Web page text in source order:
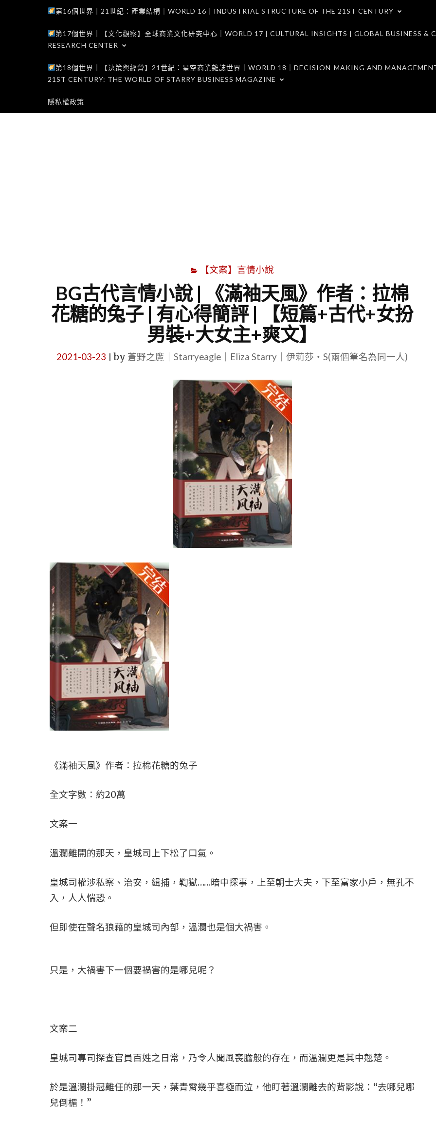
第16個世界｜21世紀：產業結構｜WORLD 16｜INDUSTRIAL STRUCTURE OF THE 21ST CENTURY
第17個世界｜【文化觀察】全球商業文化研究中心｜WORLD 17 | CULTURAL INSIGHTS | GLOBAL BUSINESS &
RESEARCH CENTER
第18個世界｜【決策與經營】21世紀：星空商業雜誌世界｜WORLD 18｜DECISION-MAKING AND
21ST CENTURY: THE WORLD OF STARRY BUSINESS MAGAZINE
隱私權政策
【文案】言情小說
BG古代言情小說 | 《滿袖天風》作者：拉棉
花糖的兔子 | 有心得簡評 | 【短篇+古代+女扮
男裝+大女主+爽文】
2021-03-23 by 蒼野之鷹｜Starryeagle｜Eliza Starry｜伊莉莎・S(兩個筆名為同一人)
《滿袖天風》作者：拉棉花糖的兔子
全文字數：約20萬
文案一
溫瀾離開的那天，皇城司上下松了口氣。
皇城司權涉私察、治安，緝捕，鞫獄……暗中探事，上至朝士大夫，下至富家小戶，無孔不
入，人人惴恐。
但即使在聲名狼藉的皇城司內部，溫瀾也是個大禍害。
只是，大禍害下一個要禍害的是哪兒呢？
文案二
皇城司專司探查官員百姓之日常，乃令人聞風喪膽般的存在，而溫瀾更是其中翹楚。
於是溫瀾掛冠離任的那一天，葉青霄幾乎喜極而泣，他盯著溫瀾離去的背影說：“去哪兒哪
兒倒楣！”